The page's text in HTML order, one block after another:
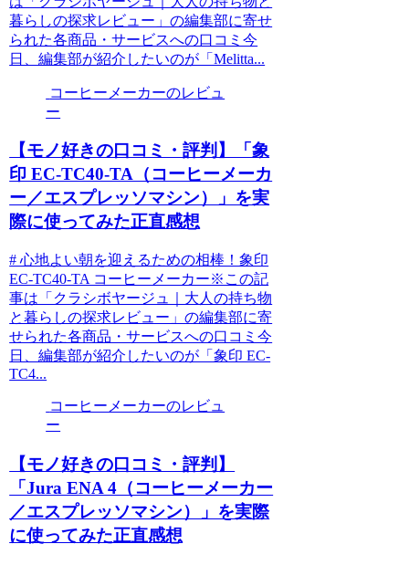
暮らしの探求レビュー」の編集部に寄せ
られた各商品・サービスへの口コミ今
日、編集部が紹介したいのが「Melitta...
コーヒーメーカーのレビュ
ー
【モノ好きの口コミ・評判】「象
印 EC-TC40-TA（コーヒーメーカ
ー／エスプレッソマシン）」を実
際に使ってみた正直感想
# 心地よい朝を迎えるための相棒！象印
EC-TC40-TA コーヒーメーカー※この記
事は「クラシボヤージュ｜大人の持ち物
と暮らしの探求レビュー」の編集部に寄
せられた各商品・サービスへの口コミ今
日、編集部が紹介したいのが「象印 EC-
TC4...
コーヒーメーカーのレビュ
ー
【モノ好きの口コミ・評判】
「Jura ENA 4（コーヒーメーカー
／エスプレッソマシン）」を実際
に使ってみた正直感想